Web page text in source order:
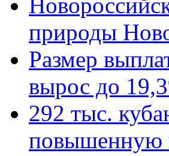
природы
Размер
вырос до
292 тыс.
повышенную